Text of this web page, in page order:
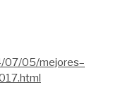
07/05/mejores–